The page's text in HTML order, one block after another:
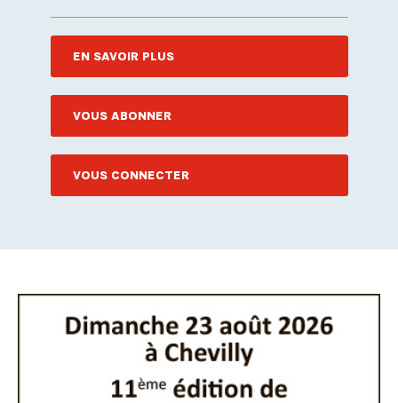
EN SAVOIR PLUS
VOUS ABONNER
VOUS CONNECTER